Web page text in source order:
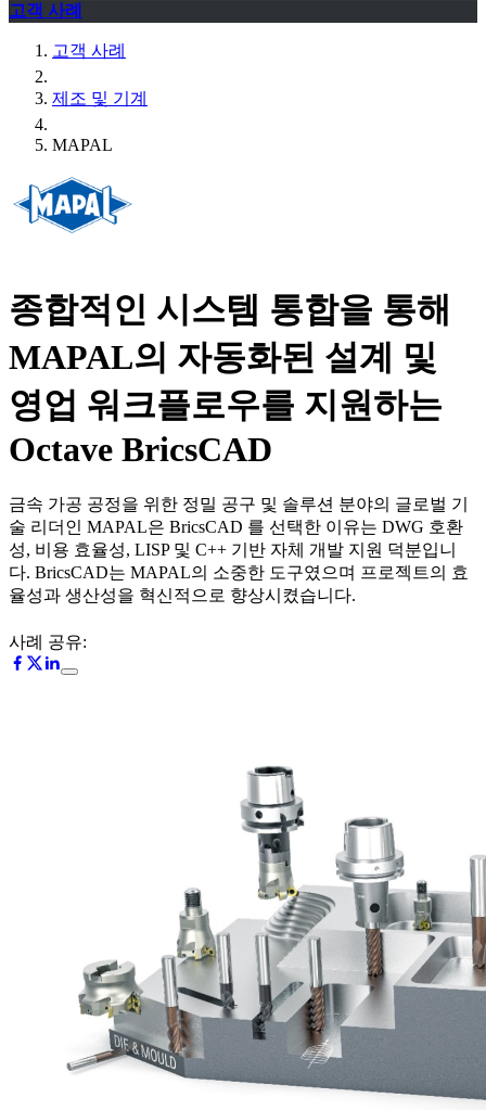
고객 사례
고객 사례
제조 및 기계
MAPAL
종합적인 시스템 통합을 통해
MAPAL의 자동화된 설계 및
영업 워크플로우를 지원하는
Octave BricsCAD
금속 가공 공정을 위한 정밀 공구 및 솔루션 분야의 글로벌 기
술 리더인 MAPAL은 BricsCAD 를 선택한 이유는 DWG 호환
성, 비용 효율성, LISP 및 C++ 기반 자체 개발 지원 덕분입니
다. BricsCAD는 MAPAL의 소중한 도구였으며 프로젝트의 효
율성과 생산성을 혁신적으로 향상시켰습니다.
사례 공유: